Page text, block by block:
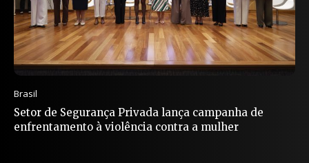
Brasil
Setor de Segurança Privada lança campanha de
enfrentamento à violência contra a mulher